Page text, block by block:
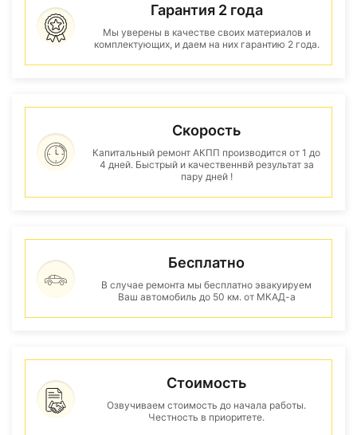
Гарантия 2 года
Мы уверены в качестве своих материалов и
комплектующих, и даем на них гарантию 2 года.
Скорость
Капитальный ремонт АКПП производится от 1 до
4 дней. Быстрый и качественнвй результат за
пару дней !
Бесплатно
В случае ремонта мы бесплатно эвакуируем
Ваш автомобиль до 50 км. от МКАД-а
Стоимость
Озвучиваем стоимость до начала работы.
Честность в приоритете.